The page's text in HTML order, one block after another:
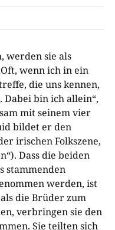
werden sie als
wenn ich in ein
die uns kennen,
Dabei bin ich allein“,
mit seinem vier
bildet er den
irischen Folkszene,
Dass die beiden
stammenden
werden, ist
die Brüder zum
verbringen sie den
Sie teilten sich